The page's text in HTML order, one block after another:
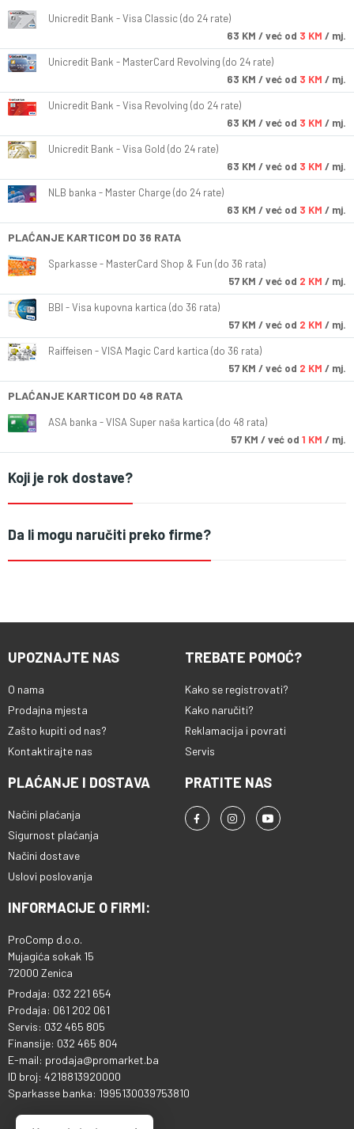
Unicredit Bank - Visa Classic (do 24 rate)
63 KM / već od 3 KM / mj.
Unicredit Bank - MasterCard Revolving (do 24 rate)
63 KM / već od 3 KM / mj.
Unicredit Bank - Visa Revolving (do 24 rate)
63 KM / već od 3 KM / mj.
Unicredit Bank - Visa Gold (do 24 rate)
63 KM / već od 3 KM / mj.
NLB banka - Master Charge (do 24 rate)
63 KM / već od 3 KM / mj.
PLAĆANJE KARTICOM DO 36 RATA
Sparkasse - MasterCard Shop & Fun (do 36 rata)
57 KM / već od 2 KM / mj.
BBI - Visa kupovna kartica (do 36 rata)
57 KM / već od 2 KM / mj.
Raiffeisen - VISA Magic Card kartica (do 36 rata)
57 KM / već od 2 KM / mj.
PLAĆANJE KARTICOM DO 48 RATA
ASA banka - VISA Super naša kartica (do 48 rata)
57 KM / već od 1 KM / mj.
Koji je rok dostave?
Da li mogu naručiti preko firme?
UPOZNAJTE NAS
O nama
Prodajna mjesta
Zašto kupiti od nas?
Kontaktirajte nas
TREBATE POMOĆ?
Kako se registrovati?
Kako naručiti?
Reklamacija i povrati
Servis
PLAĆANJE I DOSTAVA
Načini plaćanja
Sigurnost plaćanja
Načini dostave
Uslovi poslovanja
PRATITE NAS
INFORMACIJE O FIRMI:
ProComp d.o.o.
Mujagića sokak 15
72000 Zenica
Prodaja: 032 221 654
Prodaja: 061 202 061
Servis: 032 465 805
Finansije: 032 465 804
E-mail: prodaja@promarket.ba
ID broj: 4218813920000
Sparkasse banka: 1995130039753810